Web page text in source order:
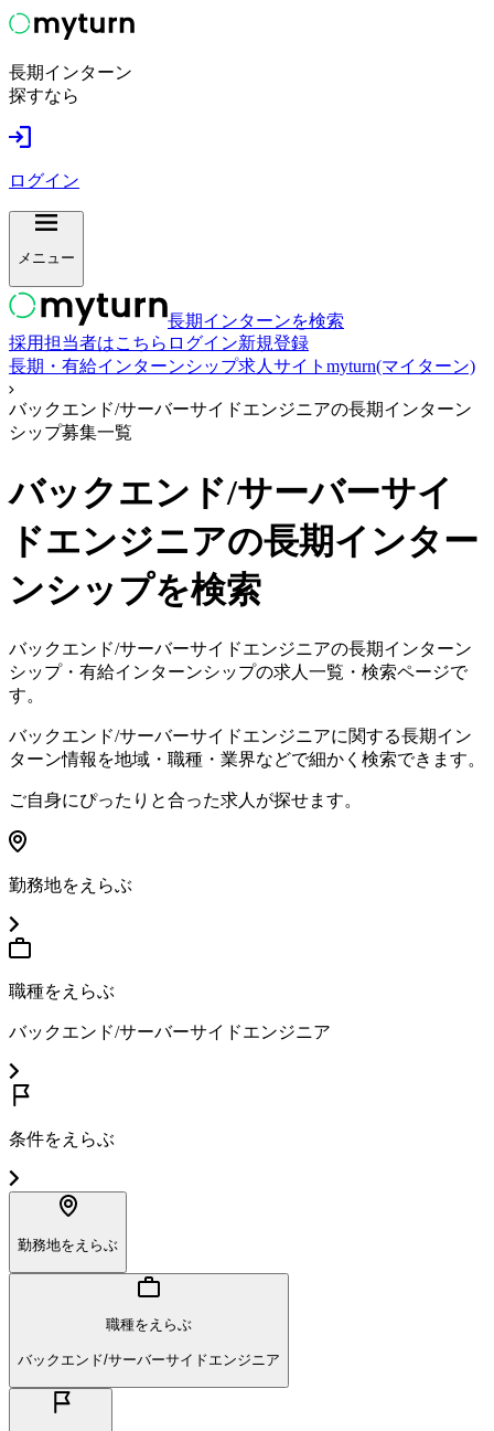
長期インターン
探すなら
ログイン
メニュー
長期インターンを検索
採用担当者はこちら ログイン新規登録
長期・有給インターンシップ求人サイトmyturn(マイターン)
バックエンド/サーバーサイドエンジニアの長期インターン
シップ募集一覧
バックエンド/サーバーサイ
ドエンジニアの長期インター
ンシップを検索
バックエンド/サーバーサイドエンジニアの長期インターン
シップ・有給インターンシップの求人一覧・検索ページで
す。
バックエンド/サーバーサイドエンジニアに関する長期イン
ターン情報を地域・職種・業界などで細かく検索できます。
ご自身にぴったりと合った求人が探せます。
勤務地をえらぶ
職種をえらぶ
バックエンド/サーバーサイドエンジニア
条件をえらぶ
勤務地をえらぶ
職種をえらぶ
バックエンド/サーバーサイドエンジニア